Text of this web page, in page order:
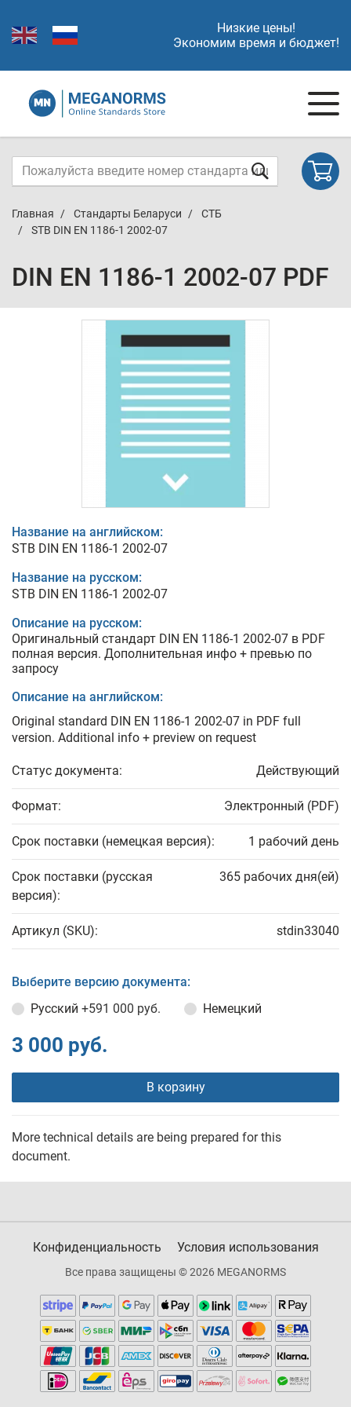
Низкие цены!
Экономим время и бюджет!
Главная Стандарты Беларуси
СТБ
STB DIN EN 1186-1 2002-07
DIN EN 1186-1 2002-07 PDF
Название на английском:
STB DIN EN 1186-1 2002-07
Название на русском:
STB DIN EN 1186-1 2002-07
Описание на русском:
Оригинальный стандарт DIN EN 1186-1 2002-07 в PDF
полная версия. Дополнительная инфо + превью по
запросу
Описание на английском:
Original standard DIN EN 1186-1 2002-07 in PDF full
version. Additional info + preview on request
Статус документа: Действующий
Формат: Электронный (PDF)
Срок поставки (немецкая версия): 1 рабочий день
Срок поставки (русская
версия):
365 рабочих дня(ей)
Артикул (SKU): stdin33040
Выберите версию документа:
Русский +591 000 руб. Немецкий
3 000 руб.
В корзину
More technical details are being prepared for this
document.
Конфиденциальность Условия использования
Все права защищены © 2026 MEGANORMS